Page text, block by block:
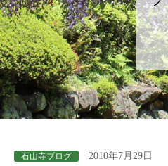
石山寺ブログ 2010年7月29日